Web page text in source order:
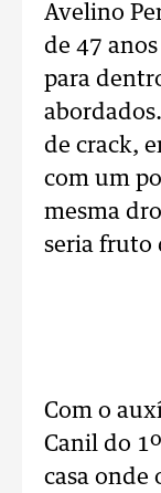
Avelino
de 47
para
de crack,
com um
mesma
seria fruto
Com o
Canil do
casa onde